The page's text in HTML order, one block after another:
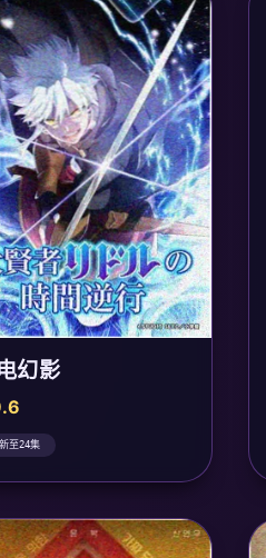
幻影
至24集